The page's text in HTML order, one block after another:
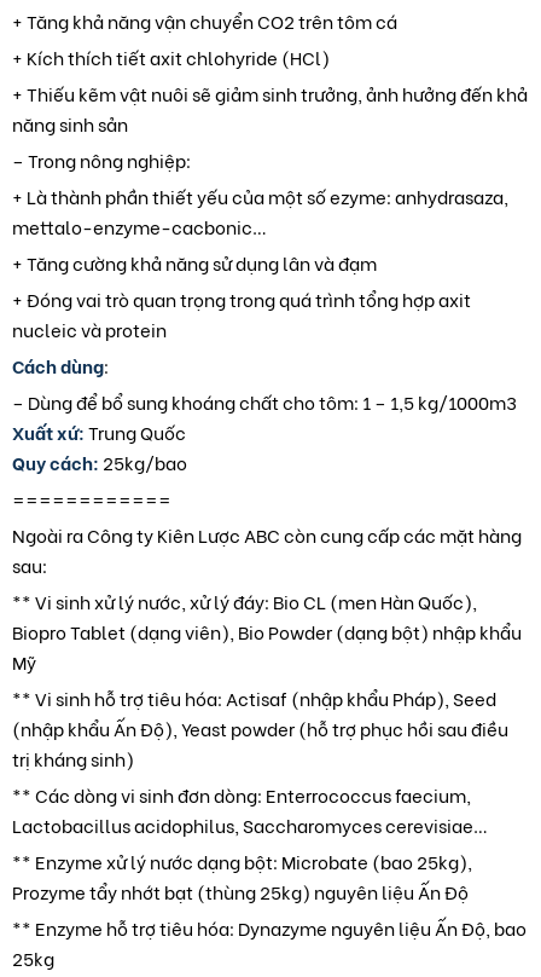
+ Tăng khả năng vận chuyển CO2 trên tôm cá
+ Kích thích tiết axit chlohyride (HCl)
+ Thiếu kẽm vật nuôi sẽ giảm sinh trưởng, ảnh hưởng đến khả
năng sinh sản
– Trong nông nghiệp:
+ Là thành phần thiết yếu của một số ezyme: anhydrasaza,
mettalo-enzyme-cacbonic…
+ Tăng cường khả năng sử dụng lân và đạm
+ Đóng vai trò quan trọng trong quá trình tổng hợp axit
nucleic và protein
Cách dùng:
– Dùng để bổ sung khoáng chất cho tôm: 1 – 1,5 kg/1000m3
Xuất xứ:Trung Quốc
Quy cách: 25kg/bao
============
Ngoài ra Công ty Kiên Lược ABC còn cung cấp các mặt hàng
sau:
** Vi sinh xử lý nước, xử lý đáy: Bio CL (men Hàn Quốc),
Biopro Tablet (dạng viên), Bio Powder (dạng bột) nhập khẩu
Mỹ
** Vi sinh hỗ trợ tiêu hóa: Actisaf (nhập khẩu Pháp), Seed
(nhập khẩu Ấn Độ), Yeast powder (hỗ trợ phục hồi sau điều
trị kháng sinh)
** Các dòng vi sinh đơn dòng: Enterrococcus faecium,
Lactobacillus acidophilus, Saccharomyces cerevisiae…
** Enzyme xử lý nước dạng bột: Microbate (bao 25kg),
Prozyme tẩy nhớt bạt (thùng 25kg) nguyên liệu Ấn Độ
** Enzyme hỗ trợ tiêu hóa: Dynazyme nguyên liệu Ấn Độ, bao
25kg